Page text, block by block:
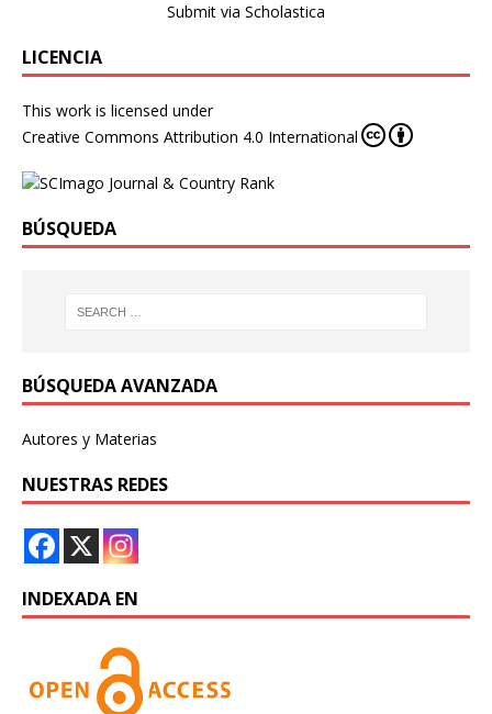
Submit via Scholastica
LICENCIA
This work is licensed under
Creative Commons Attribution 4.0 International
BÚSQUEDA
BÚSQUEDA AVANZADA
Autores y Materias
NUESTRAS REDES
INDEXADA EN